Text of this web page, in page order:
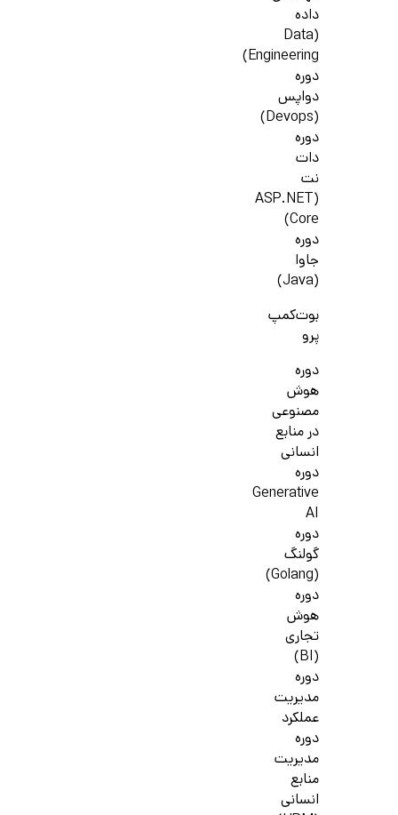
داده
(Data
Engineering)
دوره
دواپس
(Devops)
دوره
دات
نت
(ASP.NET
Core)
دوره
جاوا
(Java)
بوت‌کمپ
پرو
دوره
هوش
مصنوعی
در منابع
انسانی
دوره
Generative
AI
دوره
گولنگ
(Golang)
دوره
هوش
تجاری
(BI)
دوره
مدیریت
عملکرد
دوره
مدیریت
منابع
انسانی